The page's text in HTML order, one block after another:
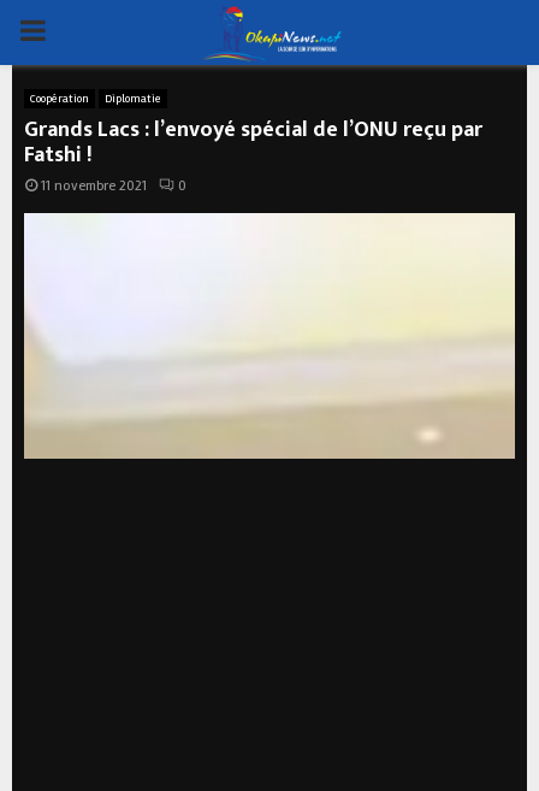
PRIMARY
MENU
Coopération Diplomatie
Grands Lacs : l’envoyé spécial de l’ONU reçu par
Fatshi !
11 novembre 2021 0